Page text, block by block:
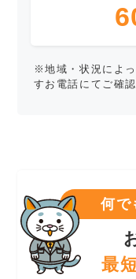
※地域・状況によ
すお電話にてご確認
何で
最